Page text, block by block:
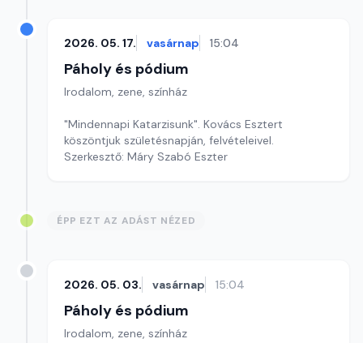
2026. 05. 17. vasárnap 15:04
Páholy és pódium
Irodalom, zene, színház
"Mindennapi Katarzisunk". Kovács Esztert
köszöntjuk születésnapján, felvételeivel.
Szerkesztő: Máry Szabó Eszter
ÉPP EZT AZ ADÁST NÉZED
2026. 05. 03. vasárnap 15:04
Páholy és pódium
Irodalom, zene, színház